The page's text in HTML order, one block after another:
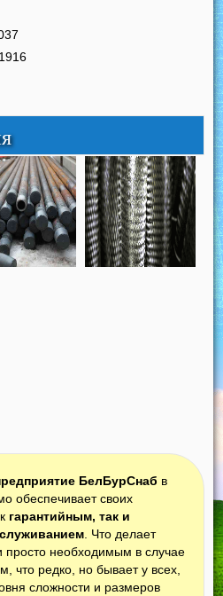
БелБурСнаб в
обеспечивает своих
гарантийным, так и
. Что делает
просто необходимым в случае
что редко, но бывает у всех,
сложности и размеров